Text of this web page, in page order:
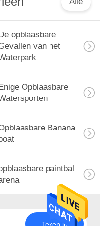
De opblaasbare
van het
Enige Opblaasbare
Banana
paintball
Teken in